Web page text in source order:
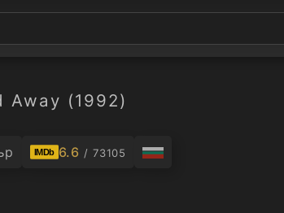
Away (1992)
IMDb 6.6 / 73105